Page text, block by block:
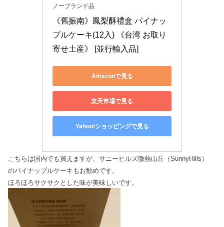
ノーブランド品
《舊振南》鳳梨酥禮盒 パイナッ
プルケーキ(12入) 《台湾 お取り
寄せ土産》 [並行輸入品]
Amazonで見る
楽天市場で見る
Yahoo!ショッピングで見る
こちらは国内でも買えますが、サニーヒルズ微熱山丘（SunnyHills）
のパイナップルケーキもお勧めです。
ほろほろサクサクとした味が美味しいです。